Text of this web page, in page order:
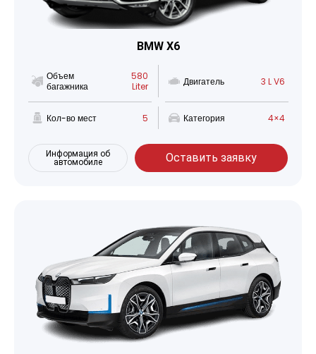
BMW X6
Объем
багажника
580
Liter
Двигатель 3 L V6
Кол-во мест 5 Категория 4×4
Информация об
автомобиле
Оставить заявку